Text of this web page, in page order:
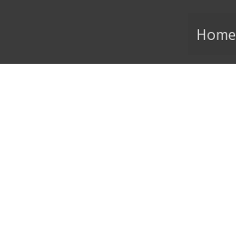
Home